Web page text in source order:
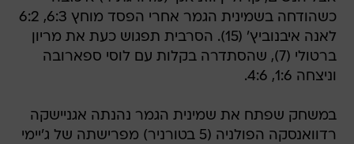
כשהודחה בשמינית הגמר אחרי הפסד מוחץ 6:3, 6:2
לאנה איבנוביץ' (15). הסרבית תפגוש כעת את מריון
ברטולי (7), שהסתדרה בקלות עם לוסי ספארובה
וניצחה 1:6, 4:6.
במשחק שפתח את שמינית הגמר נהנתה אגניישקה
רדוואנסקה הפולניה (5 בטורניר) מפרישתה של ג'יימי